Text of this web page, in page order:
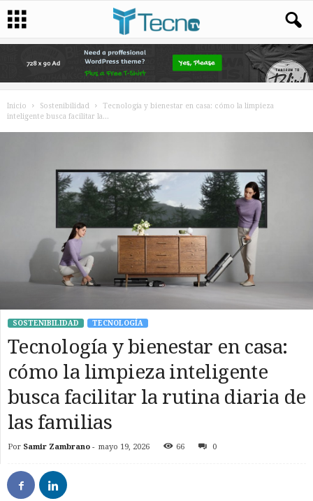
Inicio Sostenibilidad
Tecnología y bienestar en casa: cómo la limpieza
inteligente busca facilitar la...
SOSTENIBILIDAD TECNOLOGÍA
Tecnología y bienestar en casa:
cómo la limpieza inteligente
busca facilitar la rutina diaria de
las familias
Por Samir Zambrano - mayo 19, 2026 66 0